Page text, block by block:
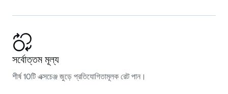
সর্বোত্তম মূল্য
শীর্ষ 10টি এক্সচেঞ্জ জুড়ে প্রতিযোগিতামূলক রেট পান।